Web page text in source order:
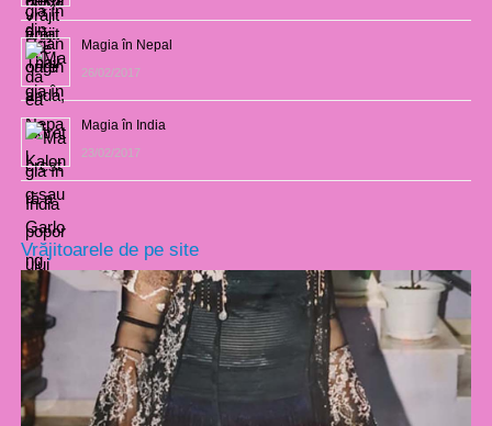
Magia în Nepal
26/02/2017
Magia în India
23/02/2017
Vrăjitoarele de pe site